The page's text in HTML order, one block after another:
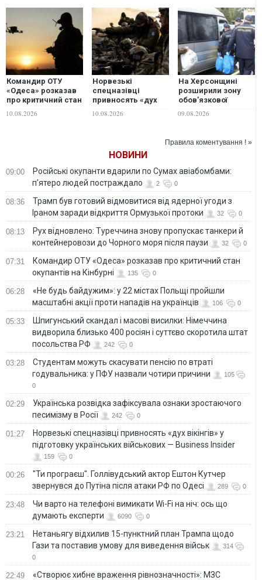
Командир ОТУ
«Одеса» розказав
про критичний стан
Кінбурні
10.08.2026
Норвезькі
спецназівці
привносять «дух
підготовку
10.08.2026
На Херсонщині
розширили зону
обов’язкової
російський терор
09.08.2026
Правила коментування ! »
НОВИНИ
09:00
Російські окупанти вдарили по Сумах авіабомбами:
п’ятеро людей постраждало
2 0
08:36
Трамп був готовий відмовитися від ядерної угоди з
Іраном заради відкриття Ормузької протоки
32 0
08:13
Рух відновлено: Туреччина знову пропускає танкери й
контейнеровози до Чорного моря після паузи
32 0
07:31
Командир ОТУ «Одеса» розказав про критичний стан
окупантів на Кінбурні
135 0
06:28
«Не будь байдужим»: у 22 містах Польщі пройшли
масштабні акції проти нападів на українців
106 0
05:33
Шпигунський скандал і масові висилки: Німеччина
видворила близько 400 росіян і суттєво скоротила штат
посольства РФ
242 0
03:28
Студентам можуть скасувати пенсію по втраті
годувальника: у ПФУ назвали чотири причини
105
0
02:29
Українська розвідка зафіксувала ознаки зростаючого
песимізму в Росії
242 0
01:27
Норвезькі спецназівці привносять «дух вікінгів» у
підготовку українських військових — Business Insider
159 0
00:26
"Ти програєш". Голлівудський актор Ештон Кутчер
звернувся до Путіна після атаки РФ по Одесі
289 0
23:48
Чи варто на телефонi вимикати Wi-Fi на ніч: ось що
думають експерти
6090 0
23:21
Нетаньягу відхилив 15-пунктний план Трампа щодо
Гази та поставив умову для виведення військ
314
0
22:49 «Створює хибне враження рівнозначності»: МЗС